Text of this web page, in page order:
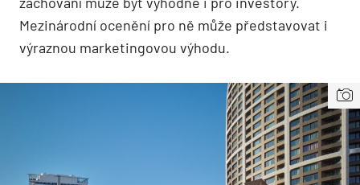
Mezinárodní ocenění pro ně může představovat i
výraznou marketingovou výhodu.